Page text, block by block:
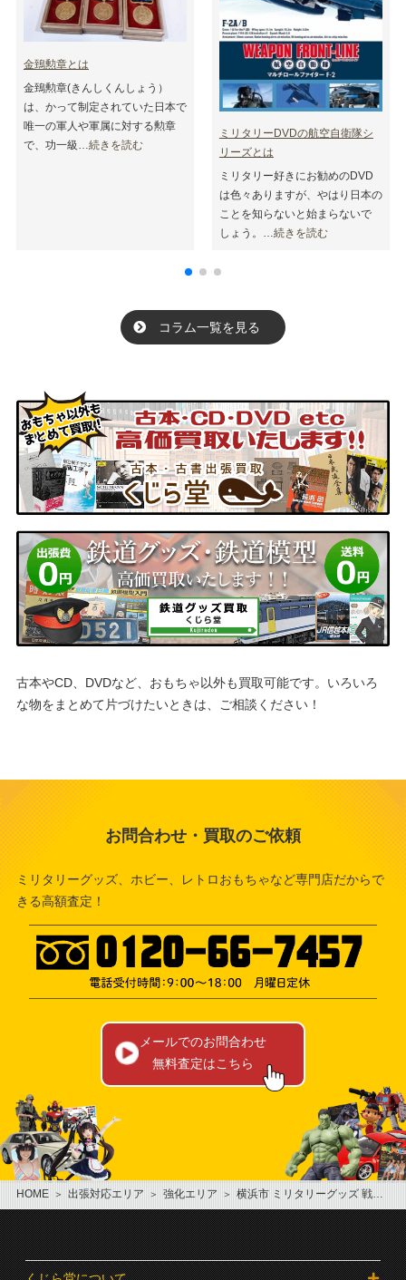
HOME 出張対応エリア 強化エリア 横浜市 ミリタリーグッズ 戦争物 軍隊物買取
都筑ふれあいの丘
戸部
センター北
南万騎が原
浅野
恩田
いずみ野
大倉山
平沼橋
弁天橋
日ノ出町
海の公園柴口
神奈川
東白楽
東戸塚
京急鶴見
弘明寺
東山田
矢向
京急新子安
生麦
新子安
花月園前
高田
新芝浦
子安
産業振興センター
山手
鴨居
青葉台
弘明寺
北新横浜
星川
新羽
大口
金沢八景
田奈
白楽
西谷
北山田
弥生台
屏風浦
片倉町
ゆめが丘
綱島
緑園都市
三ツ沢上町
妙蓮寺
日吉本町
並木中央
反町
福浦
金鵄勲章とは
金鵄勲章(きんしくんしょう）
は、かって制定されていた日本で
唯一の軍人や軍属に対する勲章
で、功一級…続きを読む
ミリタリーDVDの航空自衛隊シ
リーズとは
ミリタリー好きにお勧めのDVD
は色々ありますが、やはり日本の
ことを知らないと始まらないで
しょう。…続きを読む
コラム一覧を見る
古本やCD、DVDなど、おもちゃ以外も買取可能です。 いろいろ
な物をまとめて片づけたいときは、ご相談ください！
お問合わせ・買取のご依頼
ミリタリーグッズ、ホビー、レトロおもちゃなど専門店だからで
きる高額査定！
メールでのお問合わせ
無料査定はこちら